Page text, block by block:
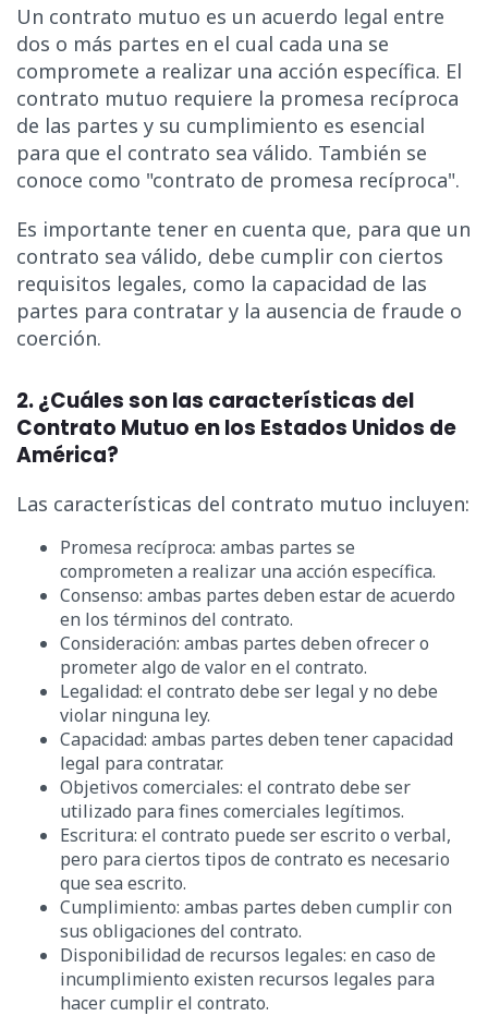
Un contrato mutuo es un acuerdo legal entre
dos o más partes en el cual cada una se
compromete a realizar una acción específica. El
contrato mutuo requiere la promesa recíproca
de las partes y su cumplimiento es esencial
para que el contrato sea válido. También se
conoce como "contrato de promesa recíproca".
Es importante tener en cuenta que, para que un
contrato sea válido, debe cumplir con ciertos
requisitos legales, como la capacidad de las
partes para contratar y la ausencia de fraude o
coerción.
2. ¿Cuáles son las características del
Contrato Mutuo en los Estados Unidos de
América?
Las características del contrato mutuo incluyen:
Promesa recíproca: ambas partes se
comprometen a realizar una acción específica.
Consenso: ambas partes deben estar de acuerdo
en los términos del contrato.
Consideración: ambas partes deben ofrecer o
prometer algo de valor en el contrato.
Legalidad: el contrato debe ser legal y no debe
violar ninguna ley.
Capacidad: ambas partes deben tener capacidad
legal para contratar.
Objetivos comerciales: el contrato debe ser
utilizado para fines comerciales legítimos.
Escritura: el contrato puede ser escrito o verbal,
pero para ciertos tipos de contrato es necesario
que sea escrito.
Cumplimiento: ambas partes deben cumplir con
sus obligaciones del contrato.
Disponibilidad de recursos legales: en caso de
incumplimiento existen recursos legales para
hacer cumplir el contrato.